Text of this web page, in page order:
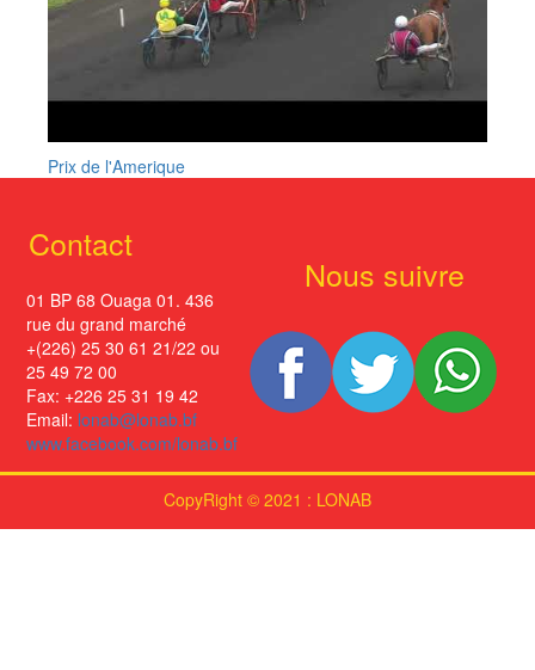
Prix de l'Amerique
Contact
01 BP 68 Ouaga 01. 436
rue du grand marché
+(226) 25 30 61 21/22 ou
25 49 72 00
Fax: +226 25 31 19 42
Email: lonab@lonab.bf
www.facebook.com/lonab.bf
Nous suivre
CopyRight © 2021 : LONAB